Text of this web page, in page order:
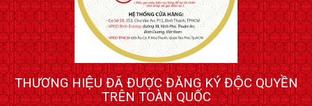
THƯƠNG HIỆU ĐÃ ĐƯỢC ĐĂNG KÝ ĐỘC QUYỀN
TRÊN TOÀN QUỐC